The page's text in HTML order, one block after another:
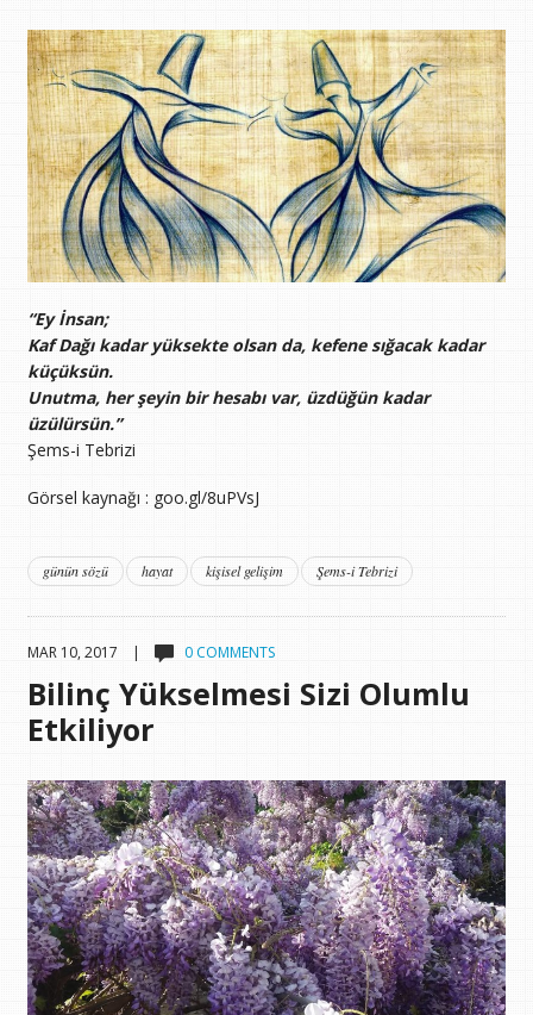
“Ey İnsan;
Kaf Dağı kadar yüksekte olsan da, kefene sığacak kadar
küçüksün.
Unutma, her şeyin bir hesabı var, üzdüğün kadar
üzülürsün.”
Şems-i Tebrizi
Görsel kaynağı : goo.gl/8uPVsJ
günün sözü hayat kişisel gelişim Şems-i Tebrizi
MAR 10, 2017 | 0 COMMENTS
Bilinç Yükselmesi Sizi Olumlu
Etkiliyor